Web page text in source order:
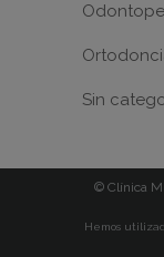
Sin
© Clínica
Hemos